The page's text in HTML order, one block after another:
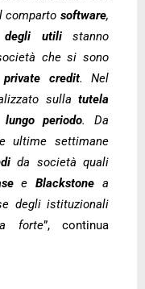
compartosoftware,
degli utilistanno
che si sono
credit. Nel
sulla tutela
periodo. Da
ultime settimane
da società quali
eBlackstone a
degli istituzionali
forte”, continua